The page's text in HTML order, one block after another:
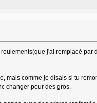
j'ai remplacé par
mais comme je disais si tu
changer pour des gros.